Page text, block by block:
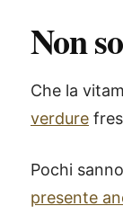
Non
Che la
verdure
Pochi
presente